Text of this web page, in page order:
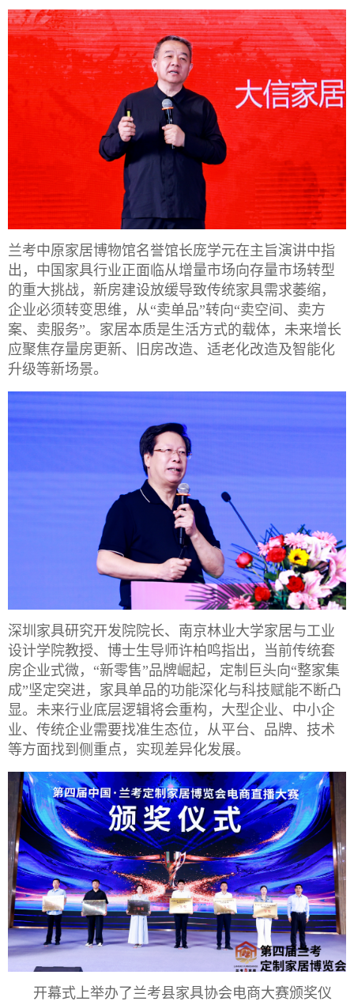
兰考中原家居博物馆名誉馆长庞学元在主旨演讲中指
出， 中国家具行业正面临从增量市场向存量市场转型
的重大挑战，新房建设放缓导致传统家具需求萎缩，
企业必须转变思维，从“卖单品”转向“卖空间、卖方
案、卖服务”。家居本质是生活方式的载体，未来增长
应聚焦存量房更新、旧房改造、适老化改造及智能化
升级等新场景。
深圳家具研究开发院院长、南京林业大学家居与工业
设计学院教授、博士生导师许柏鸣指出，当前传统套
房企业式微，“新零售”品牌崛起，定制巨头向“整家集
成”坚定突进，家具单品的功能深化与科技赋能不断凸
显。未来行业底层逻辑将会重构，大型企业、中小企
业、传统企业需要找准生态位，从平台、品牌、技术
等方面找到侧重点，实现差异化发展。
开幕式上举办了兰考县家具协会电商大赛颁奖仪